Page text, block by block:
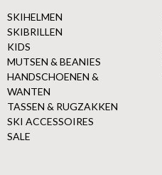
SKIHELMEN
SKIBRILLEN
KIDS
MUTSEN & BEANIES
HANDSCHOENEN &
WANTEN
TASSEN & RUGZAKKEN
SKI ACCESSOIRES
SALE